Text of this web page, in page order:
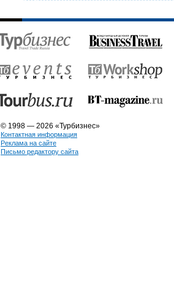
© 1998 — 2026 «Турбизнес»
Контактная информация
Реклама на сайте
Письмо редактору сайта